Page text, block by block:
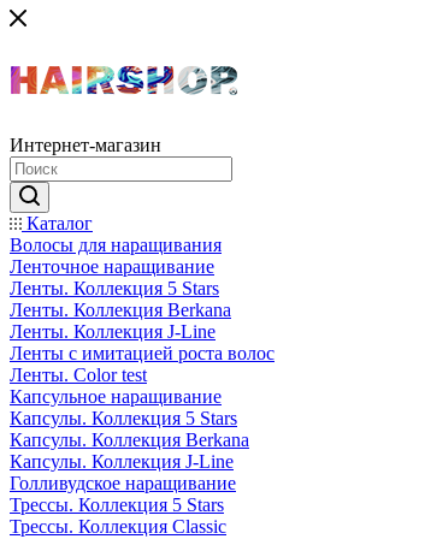
Интернет-магазин
Каталог
Волосы для наращивания
Ленточное наращивание
Ленты. Коллекция 5 Stars
Ленты. Коллекция Berkana
Ленты. Коллекция J-Line
Ленты с имитацией роста волос
Ленты. Color test
Капсульное наращивание
Капсулы. Коллекция 5 Stars
Капсулы. Коллекция Berkana
Капсулы. Коллекция J-Line
Голливудское наращивание
Трессы. Коллекция 5 Stars
Трессы. Коллекция Classic